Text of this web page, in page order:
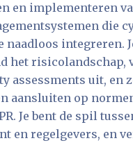
en implementeren
die
naadloos integreren.
het risicolandschap,
assessments uit, en
aansluiten op normen
Je bent de spil
en regelgevers, en